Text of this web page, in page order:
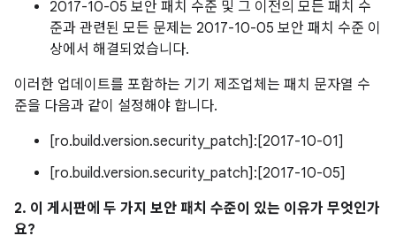
2017-10-05 보안 패치 수준 및 그 이전의 모든 패치 수
준과 관련된 모든 문제는 2017-10-05 보안 패치 수준 이
상에서 해결되었습니다.
이러한 업데이트를 포함하는 기기 제조업체는 패치 문자열 수
준을 다음과 같이 설정해야 합니다.
[ro.build.version.security_patch]:[2017-10-01]
[ro.build.version.security_patch]:[2017-10-05]
2. 이 게시판에 두 가지 보안 패치 수준이 있는 이유가 무엇인가
요?